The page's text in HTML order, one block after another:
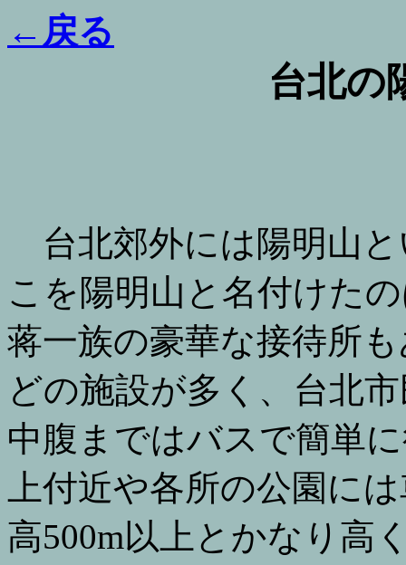
←戻る
台北の
台北郊外には陽明山
こを陽明山と名付けた
蒋一族の豪華な接待所
どの施設が多く、台北
中腹まではバスで簡単
上付近や各所の公園に
高500m以上とかなり高